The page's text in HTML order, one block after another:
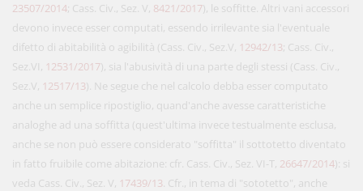
23507/2014; Cass. Civ., Sez. V, 8421/2017), le soffitte. Altri vani accessori
devono invece esser computati, essendo irrilevante sia l'eventuale
difetto di abitabilità o agibilità (Cass. Civ., Sez.V, 12942/13; Cass. Civ.,
Sez.VI, 12531/2017), sia l'abusività di una parte degli stessi (Cass. Civ.,
Sez.V, 12517/13). Ne segue che nel calcolo debba esser computato
anche un semplice ripostiglio, quand'anche avesse caratteristiche
analoghe ad una soffitta (quest'ultima invece testualmente esclusa,
anche se non può essere considerato "soffitta" il sottotetto diventato
in fatto fruibile come abitazione: cfr. Cass. Civ., Sez. VI-T, 26647/2014): si
veda Cass. Civ., Sez. V, 17439/13 . Cfr., in tema di "sototetto", anche